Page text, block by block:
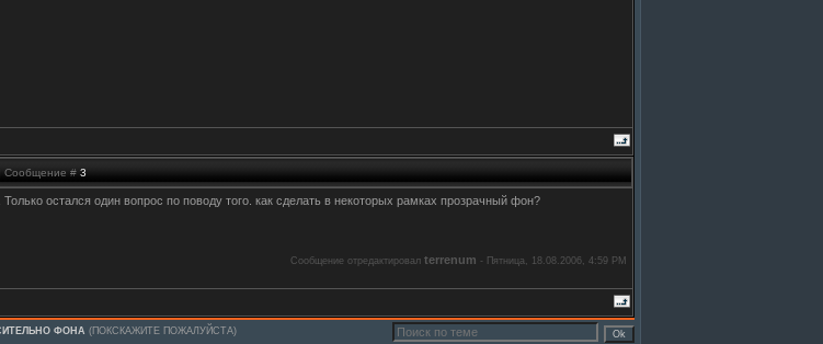
Сообщение # 3
остался один вопрос по поводу того. как сделать в некоторых рамках прозрачный фон?
Сообщение отредактировал terrenum - Пятница, 18.08.2006, 4:59 PM
ФОНА (ПОКСКАЖИТЕ ПОЖАЛУЙСТА)